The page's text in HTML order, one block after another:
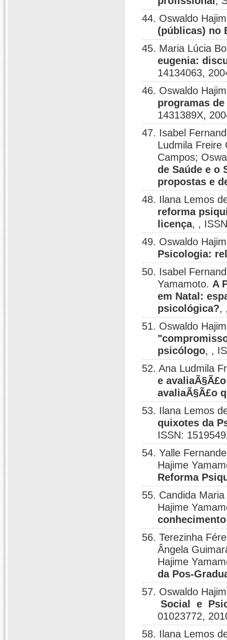
44. Oswaldo
(públicas) no
45. Maria Lúcia
eugenia:
14134063,
46. Oswaldo
programas
1431389X,
47. Isabel
Ludmila Freire
Campos;
de Saúde e o
propostas e
48. Ilana Lemos
reforma
licença, ,
49. Oswaldo
Psicologia:
50. Isabel
Yamamoto. A
em Natal:
psicológica?,
51. Oswaldo
psicólogo, ,
52. Ana Ludmila
e
avaliaÃ§Ã£o
53. Ilana Lemos
quixotes da
ISSN:
54. Yalle
Hajime
Reforma
55. Candida
Hajime
56. Terezinha
Ângela
Hajime
da Pos-
57. Oswaldo
Social e
01023772,
58. Ilana Lemos